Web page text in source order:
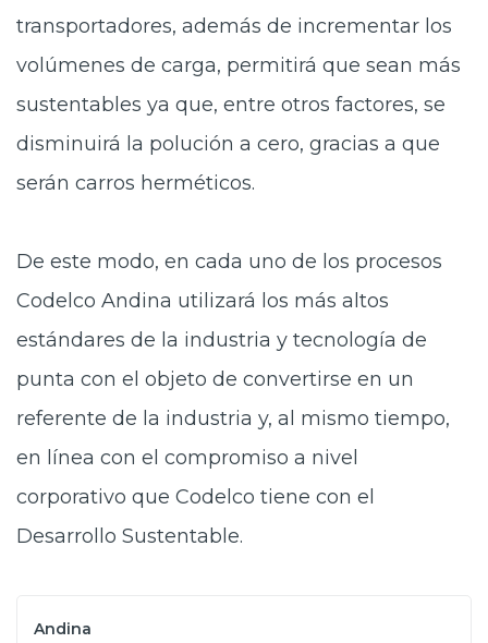
transportadores, además de incrementar los
volúmenes de carga, permitirá que sean más
sustentables ya que, entre otros factores, se
disminuirá la polución a cero, gracias a que
serán carros herméticos.
De este modo, en cada uno de los procesos
Codelco Andina utilizará los más altos
estándares de la industria y tecnología de
punta con el objeto de convertirse en un
referente de la industria y, al mismo tiempo,
en línea con el compromiso a nivel
corporativo que Codelco tiene con el
Desarrollo Sustentable.
Andina